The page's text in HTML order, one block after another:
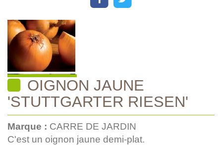
OIGNON JAUNE
'STUTTGARTER RIESEN'
Marque : CARRE DE JARDIN
C'est un oignon jaune demi-plat.